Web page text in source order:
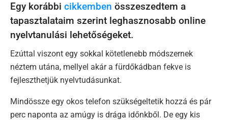
Egy korábbi cikkemben összeszedtem a
tapasztalataim szerint leghasznosabb online
nyelvtanulási lehetőségeket.
Ezúttal viszont egy sokkal kötetlenebb módszernek
néztem utána, mellyel akár a fürdőkádban fekve is
fejleszthetjük nyelvtudásunkat.
Mindössze egy okos telefon szükségeltetik hozzá és pár
perc naponta az amúgy is drága időnkből. De egy kis